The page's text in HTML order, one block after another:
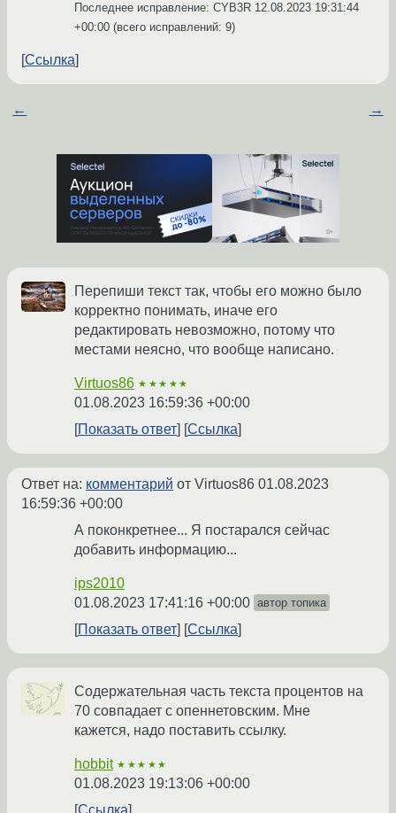
Последнее исправление: CYB3R 12.08.2023 19:31:44
+00:00 (всего исправлений: 9)
Ссылка
← →
Перепиши текст так, чтобы его можно было
корректно понимать, иначе его
редактировать невозможно, потому что
местами неясно, что вообще написано.
Virtuos86 ★★★★★
01.08.2023 16:59:36 +00:00
Показать ответ
Ссылка
Ответ на: комментарий от Virtuos86 01.08.2023
16:59:36 +00:00
А поконкретнее... Я постарался сейчас
добавить информацию...
ips2010
01.08.2023 17:41:16 +00:00 автор топика
Показать ответ Ссылка
Содержательная часть текста процентов на
70 совпадает с опеннетовским. Мне
кажется, надо поставить ссылку.
hobbit ★★★★★
01.08.2023 19:13:06 +00:00